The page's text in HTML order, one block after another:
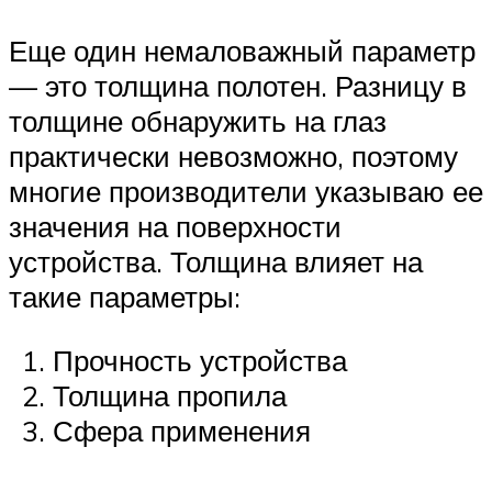
Еще один немаловажный параметр
— это толщина полотен. Разницу в
толщине обнаружить на глаз
практически невозможно, поэтому
многие производители указываю ее
значения на поверхности
устройства. Толщина влияет на
такие параметры:
Прочность устройства
Толщина пропила
Сфера применения